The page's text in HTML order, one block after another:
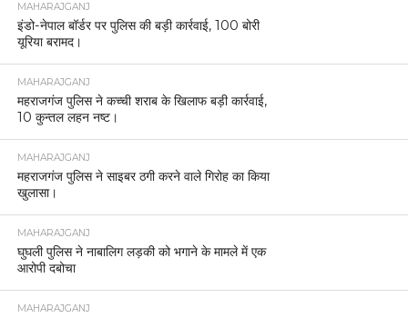
MAHARAJGANJ
इंडो-नेपाल बॉर्डर पर पुलिस की बड़ी कार्रवाई, 100 बोरी
यूरिया बरामद।
MAHARAJGANJ
महराजगंज पुलिस ने कच्ची शराब के खिलाफ बड़ी कार्रवाई,
10 कुन्तल लहन नष्ट।
MAHARAJGANJ
महराजगंज पुलिस ने साइबर ठगी करने वाले गिरोह का किया
खुलासा।
MAHARAJGANJ
घुघली पुलिस ने नाबालिग लड़की को भगाने के मामले में एक
आरोपी दबोचा
MAHARAJGANJ